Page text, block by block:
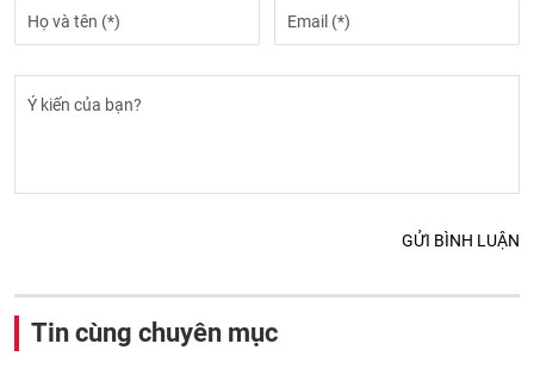
GỬI BÌNH LUẬN
Tin cùng chuyên mục